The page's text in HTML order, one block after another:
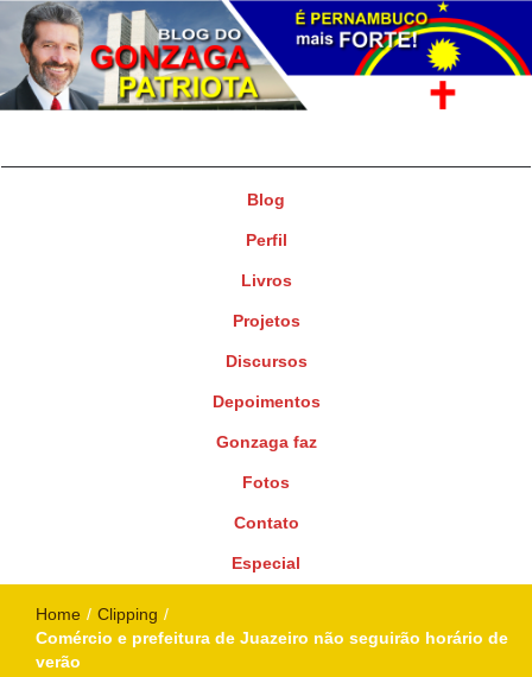
Blog
Perfil
Livros
Projetos
Discursos
Depoimentos
Gonzaga faz
Fotos
Contato
Especial
Home / Clipping /
Comércio e prefeitura de Juazeiro não seguirão horário de
verão